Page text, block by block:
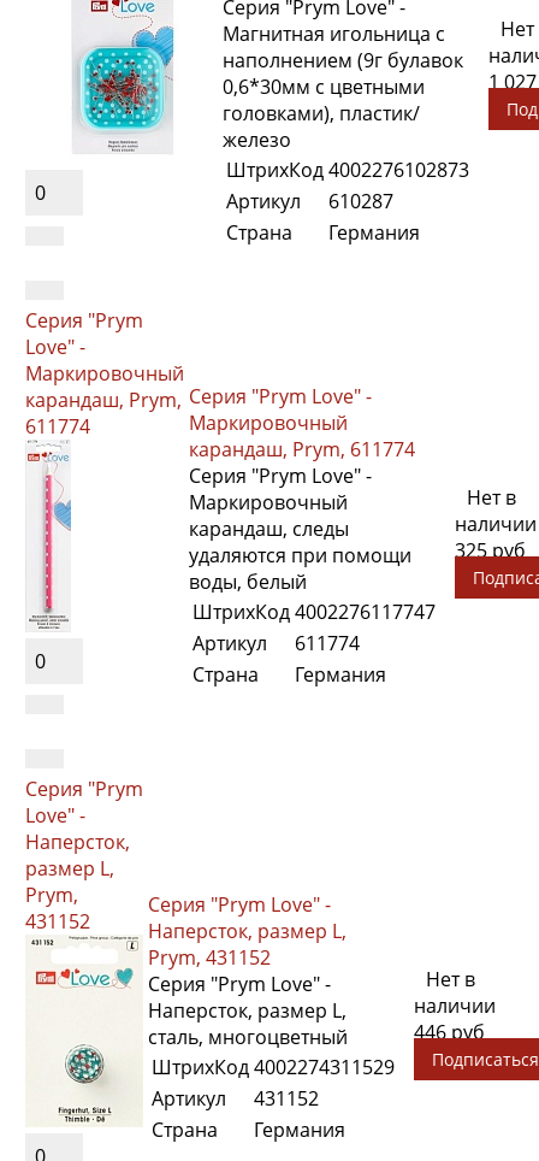
0
Серия "Prym Love" -
Магнитная игольница с
наполнением (9г булавок
0,6*30мм с цветными
головками), пластик/
железо
ШтрихКод4002276102873
Артикул
610287
Страна
Германия
Нет
1
Серия "Prym
Love" -
Маркировочный
карандаш, Prym,
611774
0
Серия "Prym Love" -
Маркировочный
карандаш, Prym, 611774
Серия "Prym Love" -
Маркировочный
карандаш, следы
удаляются при помощи
воды, белый
ШтрихКод4002276117747
Артикул
611774
Страна
Германия
Нет в
наличии
325 руб
Серия "Prym
Love" -
Наперсток,
размер L,
Prym,
431152
Серия "Prym Love" -
Наперсток, размер L,
Prym, 431152
Серия "Prym Love" -
Наперсток, размер L,
сталь, многоцветный
ШтрихКод4002274311529
Артикул
431152
Страна
Германия
Нет в
наличии
446 руб
Подписаться